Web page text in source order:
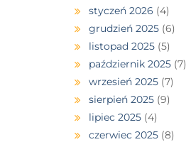
styczeń 2026 (4)
grudzień 2025(6)
listopad 2025(5)
październik 2025(7)
wrzesień 2025(7)
sierpień 2025(9)
lipiec 2025(4)
czerwiec 2025(8)